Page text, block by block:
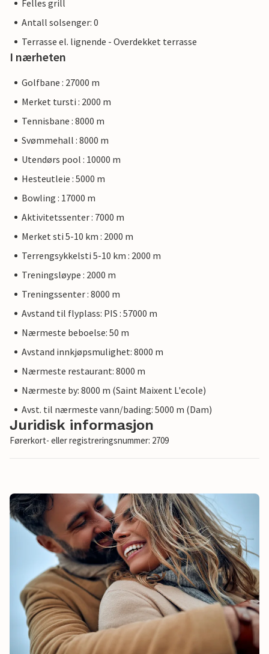
Felles grill
Antall solsenger: 0
Terrasse el. lignende - Overdekket terrasse
I nærheten
Golfbane : 27000 m
Merket tursti : 2000 m
Tennisbane : 8000 m
Svømmehall : 8000 m
Utendørs pool : 10000 m
Hesteutleie : 5000 m
Bowling : 17000 m
Aktivitetssenter : 7000 m
Merket sti 5-10 km : 2000 m
Terrengsykkelsti 5-10 km : 2000 m
Treningsløype : 2000 m
Treningssenter : 8000 m
Avstand til flyplass: PIS : 57000 m
Nærmeste beboelse: 50 m
Avstand innkjøpsmulighet: 8000 m
Nærmeste restaurant: 8000 m
Nærmeste by: 8000 m (Saint Maixent L'ecole)
Avst. til nærmeste vann/bading: 5000 m (Dam)
Juridisk informasjon
Førerkort- eller registreringsnummer: 2709